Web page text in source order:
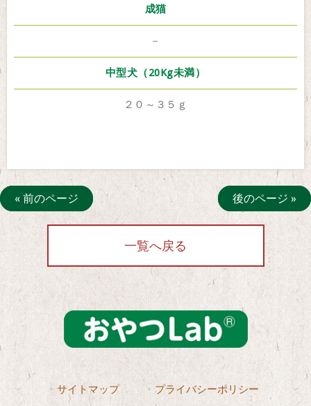
成猫
－
中型犬（20Kg未満）
２０～３５ｇ
« 前のページ 後のページ »
一覧へ戻る
サイトマップ プライバシーポリシー